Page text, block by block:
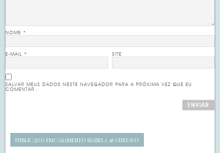
NOME*
E-MAIL* SITE
SALVAR MEUS DADOS NESTE NAVEGADOR PARA A PRÓXIMA VEZ QUE EU
COMENTAR.
PUBLICADO EMCASAMENTO ISABELA & GUSTAVO